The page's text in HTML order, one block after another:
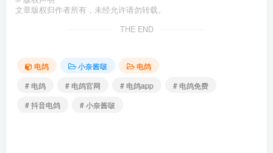
文章版权归作者所有，未经允许请勿转载。
THE END
电鸽 小奈酱啵
电鸽
# 电鸽
# 电鸽官网 # 电鸽app
# 电鸽免费
# 抖音电鸽
# 小奈酱啵